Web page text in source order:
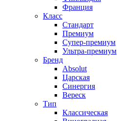
Франция
Класс
Стандарт
Премиум
Супер-премиум
Ультра-премиум
Бренд
Absolut
Царская
Синергия
Вереск
Тип
Классическая